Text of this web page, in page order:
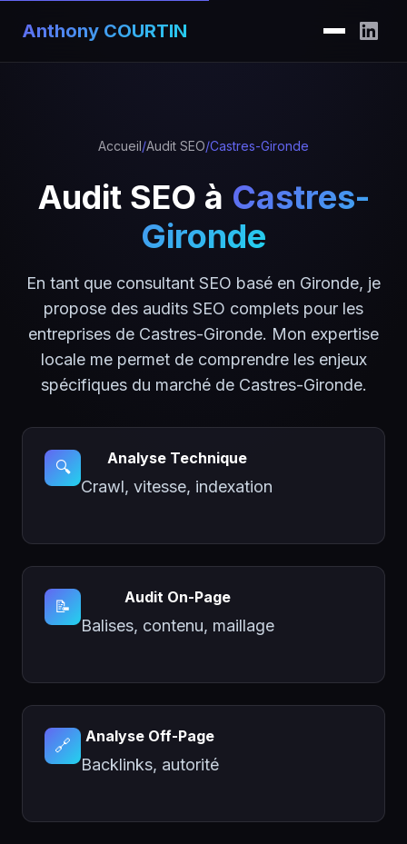
Anthony COURTIN
Accueil/Audit SEO/Castres-Gironde
Audit SEO à Castres-
Gironde
En tant que consultant SEO basé en Gironde, je
propose des audits SEO complets pour les
entreprises de Castres-Gironde. Mon expertise
locale me permet de comprendre les enjeux
spécifiques du marché de Castres-Gironde.
🔍 Analyse Technique
Crawl, vitesse, indexation
📝 Audit On-Page
Balises, contenu, maillage
🔗 Analyse Off-Page
Backlinks, autorité